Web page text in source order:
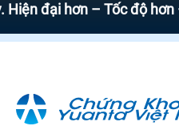
hơn – Tốc độ hơn –